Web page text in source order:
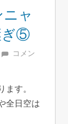
ャ
ぎ⑤
コメン
ます。
全日空は